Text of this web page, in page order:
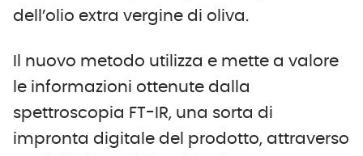
dell’olio extra vergine di oliva.
Il nuovo metodo utilizza e mette a valore
le informazioni ottenute dalla
spettroscopia FT-IR, una sorta di
impronta digitale del prodotto, attraverso